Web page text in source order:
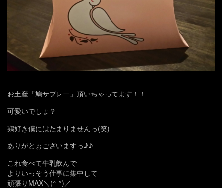
お土産「鳩サブレー」頂いちゃってます！！
可愛いでしょ？
鶏好き僕にはたまりませんっ(笑)
ありがとぉございますっ♪♪
これ食べて牛乳飲んで
よりいっそう仕事に集中して
頑張りMAX＼(^-^)／